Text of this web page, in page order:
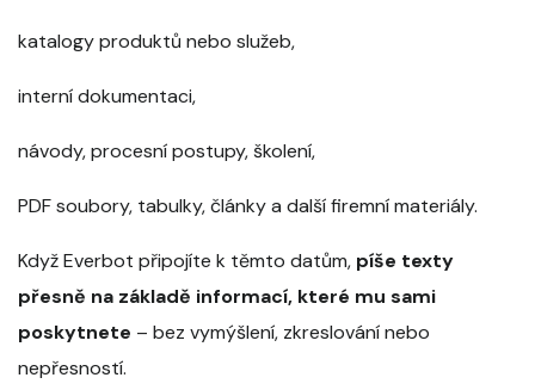
katalogy produktů nebo služeb,
interní dokumentaci,
návody, procesní postupy, školení,
PDF soubory, tabulky, články a další firemní materiály.
Když Everbot připojíte k těmto datům, píše texty
přesně na základě informací, které mu sami
poskytnete – bez vymýšlení, zkreslování nebo
nepřesností.